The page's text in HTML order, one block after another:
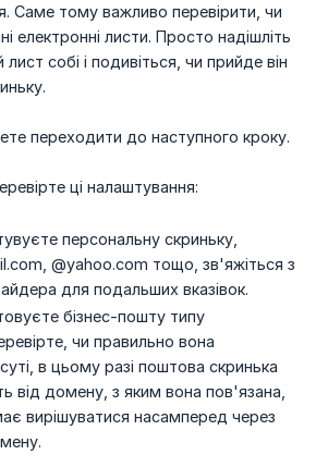
Саме тому важливо перевірити, чи
електронні листи. Просто надішліть
собі і подивіться, чи прийде він
переходити до наступного кроку.
ці налаштування:
персональну скриньку,
@yahoo.com тощо, зв'яжіться з
для подальших вказівок.
бізнес-пошту типу
чи правильно вона
в цьому разі поштова скринька
від домену, з яким вона пов'язана,
вирішуватися насамперед через